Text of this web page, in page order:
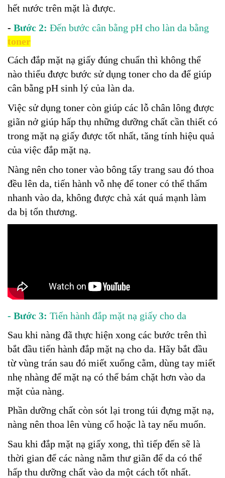
hết nước trên mặt là được.
- Bước 2: Đến bước cân bằng pH cho làn da bằng
toner
Cách đắp mặt nạ giấy đúng chuẩn thì không thể
nào thiếu được bước sử dụng toner cho da để giúp
cân bằng pH sinh lý của làn da.
Việc sử dụng toner còn giúp các lỗ chân lông được
giãn nở giúp hấp thụ những dưỡng chất cần thiết có
trong mặt nạ giấy được tốt nhất, tăng tính hiệu quả
của việc đắp mặt nạ.
Nàng nên cho toner vào bông tẩy trang sau đó thoa
đều lên da, tiến hành vỗ nhẹ để toner có thể thấm
nhanh vào da, không được chà xát quá mạnh làm
da bị tổn thương.
- Bước 3: Tiến hành đắp mặt nạ giấy cho da
Sau khi nàng đã thực hiện xong các bước trên thì
bắt đầu tiến hành đắp mặt nạ cho da. Hãy bắt đầu
từ vùng trán sau đó miết xuống cằm, dùng tay miết
nhẹ nhàng để mặt nạ có thể bám chặt hơn vào da
mặt của nàng.
Phần dưỡng chất còn sót lại trong túi đựng mặt nạ,
nàng nên thoa lên vùng cổ hoặc là tay nếu muốn.
Sau khi đắp mặt nạ giấy xong, thì tiếp đến sẽ là
thời gian để các nàng nằm thư giãn để da có thể
hấp thu dưỡng chất vào da một cách tốt nhất.